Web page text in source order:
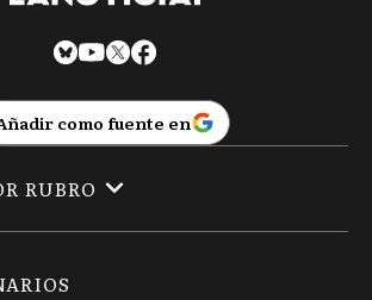
como fuente en
RUBRO